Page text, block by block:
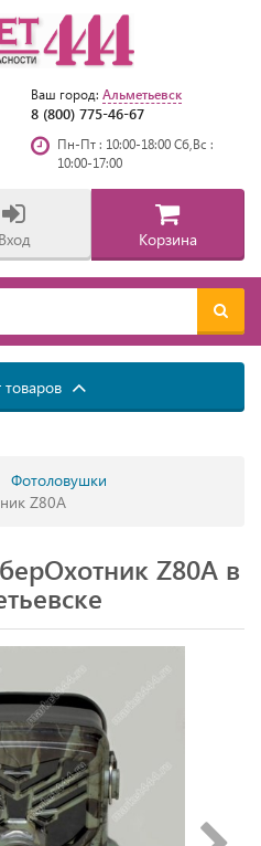
Ваш город: Альметьевск
8 (800) 775-46-67
Пн-Пт : 10:00-18:00 Сб,Вс :
10:00-17:00
Вход Корзина
товаров
Фотоловушки
Z80A
Z80A в